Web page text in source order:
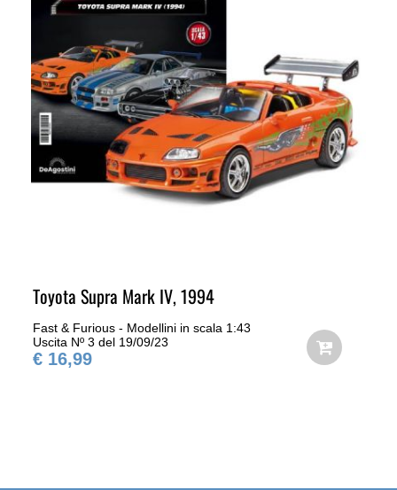
Toyota Supra Mark IV, 1994
Fast & Furious - Modellini in scala 1:43
Uscita Nº 3 del 19/09/23
€ 16,99